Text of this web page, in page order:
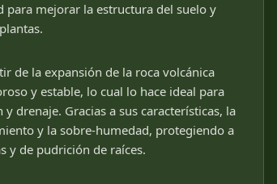
para mejorar la estructura del suelo y
de la expansión de la roca volcánica
y estable, lo cual lo hace ideal para
drenaje. Gracias a sus características, la
y la sobre-humedad, protegiendo a
y de pudrición de raíces.